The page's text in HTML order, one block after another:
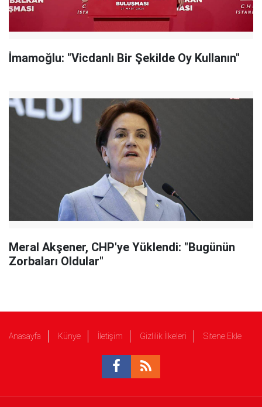
İmamoğlu: "Vicdanlı Bir Şekilde Oy Kullanın"
Meral Akşener, CHP'ye Yüklendi: "Bugünün
Zorbaları Oldular"
Anasayfa Künye İletişim Gizlilik İlkeleri Sitene Ekle